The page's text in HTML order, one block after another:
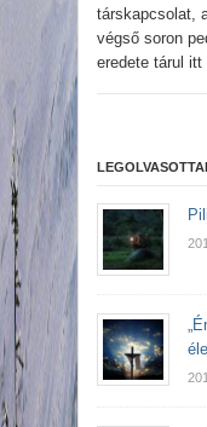
társkapcsolat,
végső soron
eredete tárul